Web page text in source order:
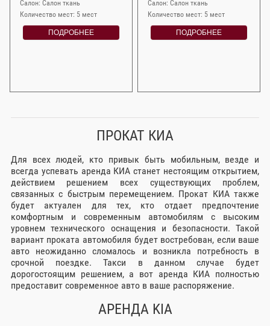
Салон: Салон ткань
Количество мест: 5 мест
ПОДРОБНЕЕ
Салон: Салон ткань
Количество мест: 5 мест
ПОДРОБНЕЕ
ПРОКАТ КИА
Для всех людей, кто привык быть мобильным, везде и
всегда успевать аренда КИА станет нестоящим открытием,
действием решением всех существующих проблем,
связанных с быстрым перемещением. Прокат КИА также
будет актуален для тех, кто отдает предпочтение
комфортным и современным автомобилям с высоким
уровнем технического оснащения и безопасности. Такой
вариант проката автомобиля будет востребован, если ваше
авто неожиданно сломалось и возникла потребность в
срочной поездке. Такси в данном случае будет
дорогостоящим решением, а вот аренда КИА полностью
предоставит современное авто в ваше распоряжение.
АРЕНДА KIA